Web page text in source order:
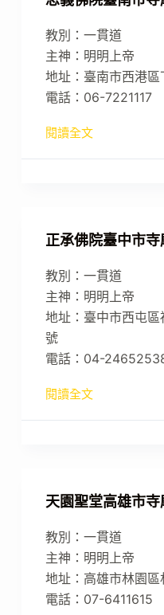
教別：一貫道
主神：明明上帝
地址：臺南市西港
電話：06-7221117
閱讀全文
正承佛院臺中市寺
教別：一貫道
主神：明明上帝
地址：臺中市西屯
號
電話：04-
閱讀全文
天園聖堂高雄市寺
教別：一貫道
主神：明明上帝
地址：高雄市林園
電話：07-6411615